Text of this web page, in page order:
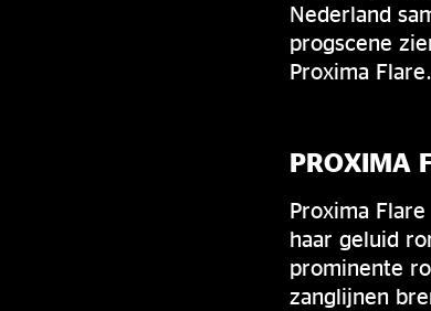
Nederland
progscene
Proxima
PROXIMA
Proxima
haar geluid
prominente
zanglijnen